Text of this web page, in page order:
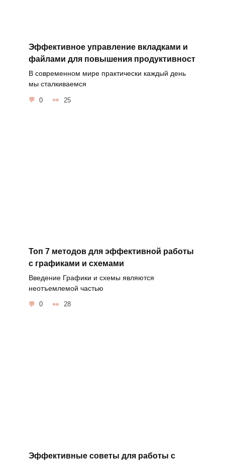
Эффективное управление вкладками и
файлами для повышения продуктивност
В современном мире практически каждый день
мы сталкиваемся
0 25
Топ 7 методов для эффективной работы
с графиками и схемами
Введение Графики и схемы являются
неотъемлемой частью
0 28
Эффективные советы для работы с